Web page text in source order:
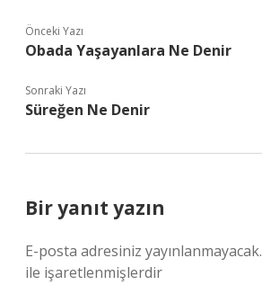
Önceki Yazı
Obada Yaşayanlara Ne Denir
Sonraki Yazı
Süreğen Ne Denir
Bir yanıt yazın
E-posta adresiniz yayınlanmayacak.
ile işaretlenmişlerdir